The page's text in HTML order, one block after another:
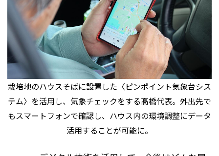
栽培地のハウスそばに設置した〈ピンポイント気象台シス
テム〉を活用し、気象チェックをする髙橋代表。外出先で
もスマートフォンで確認し、ハウス内の環境調整にデータ
活用することが可能に。